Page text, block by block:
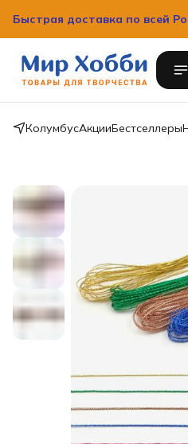
Быстрая доставка по всей
КолумбусАкцииБестселлеры